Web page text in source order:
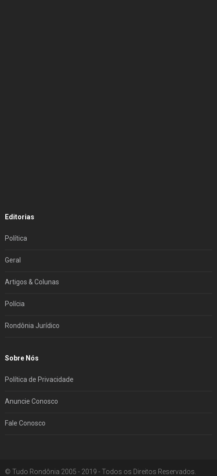
Editorias
Política
Geral
Artigos & Colunas
Polícia
Rondônia Jurídico
Sobre Nós
Política de Privacidade
Anuncie Conosco
Fale Conosco
© Tudo Rondônia 2005 - 2019 - Todos os Direitos Reservados.